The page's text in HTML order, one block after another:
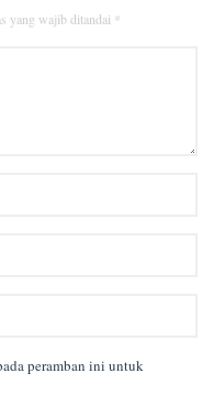
yang wajib ditandai *
peramban ini untuk